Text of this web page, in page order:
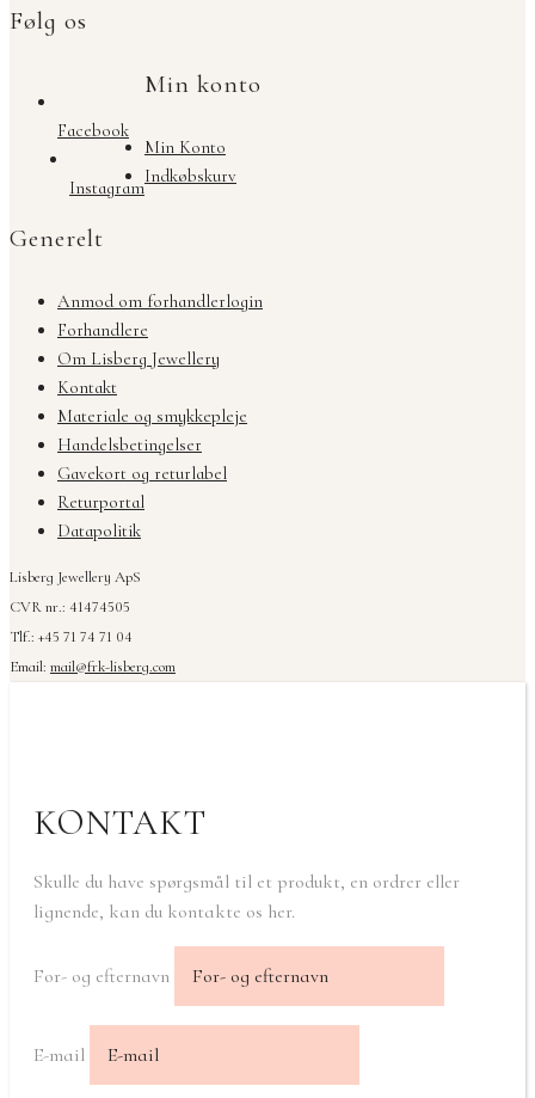
Følg os
Facebook
Instagram
Min konto
Min Konto
Indkøbskurv
Generelt
Anmod om forhandlerlogin
Forhandlere
Om Lisberg Jewellery
Kontakt
Materiale og smykkepleje
Handelsbetingelser
Gavekort og returlabel
Returportal
Datapolitik
Lisberg Jewellery ApS
CVR nr.: 41474505
Tlf.: +45 71 74 71 04
Email: mail@frk-lisberg.com
KONTAKT
Skulle du have spørgsmål til et produkt, en ordrer eller
lignende, kan du kontakte os her.
For- og efternavn
E-mail